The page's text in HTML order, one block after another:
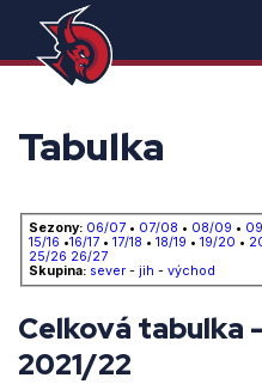
Tabulka
Sezony: 06/07 • 07/08 • 08/09 •
15/16 •16/17 • 17/18 • 18/19 • 19/20 •
25/26 26/27
Skupina: sever - jih - východ
Celková tabulka
2021/22